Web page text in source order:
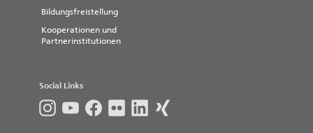
Bildungsfreistellung
Kooperationen und
Partnerinstitutionen
Social Links